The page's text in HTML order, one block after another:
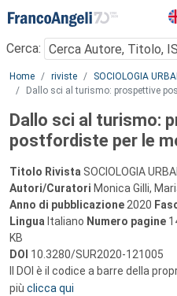
Menu
Cerca:
Main content
Home riviste SOCIOLOGIA
Dallo sci al turismo: prospettive
Dallo sci al turismo:
postfordiste per le
Titolo Rivista SOCIOLOGIA
Autori/Curatori Monica Gilli,
Anno di pubblicazione 2020
Lingua Italiano Numero pagine
KB
DOI 10.3280/SUR2020-121005
Il DOI è il codice a barre della
più clicca qui